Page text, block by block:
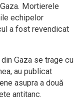
Mortierele
echipelor
a fost revendicat
Gaza se trage cu
au publicat
asupra a două
antitanc.